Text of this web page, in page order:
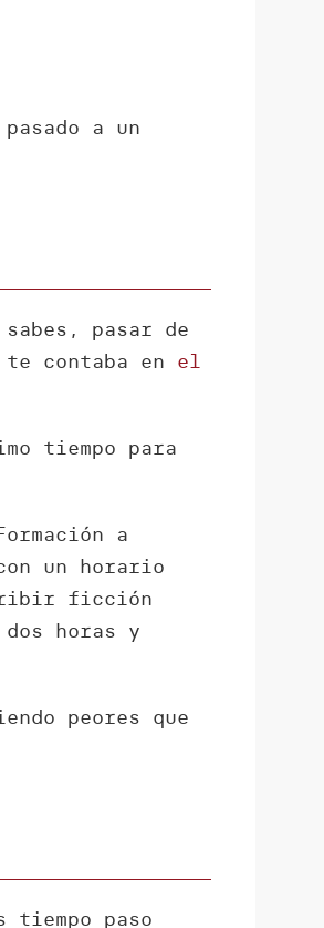
a un
pasar de
contaba en el
tiempo para
a
un horario
ficción
horas y
peores que
tiempo paso